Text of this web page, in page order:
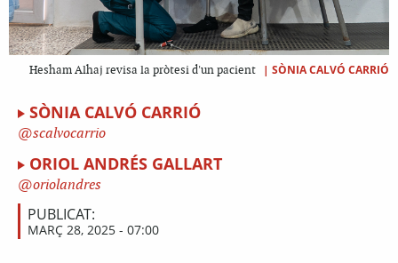
Hesham Alhaj revisa la pròtesi d'un pacient | SÒNIA CALVÓ CARRIÓ
SÒNIA CALVÓ CARRIÓ
scalvocarrio
ORIOL ANDRÉS GALLART
oriolandres
PUBLICAT:
MARÇ 28, 2025 - 07:00